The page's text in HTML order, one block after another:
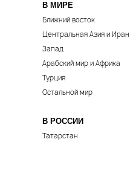
В МИРЕ
Ближний восток
Центральная Азия и Иран
Запад
Арабский мир и Африка
Турция
Остальной мир
В РОССИИ
Татарстан